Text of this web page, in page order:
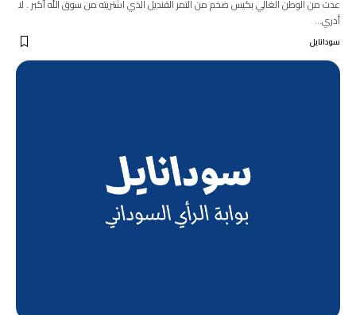
عدت من الوطن الغالي بكيس ضخم من التمر القنديل الذي اشتريته من سوق الله أكبر . لا
أدري…
سودانايل